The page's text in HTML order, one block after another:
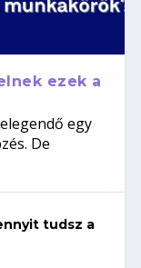
ezek a
egy
De
tudsz a